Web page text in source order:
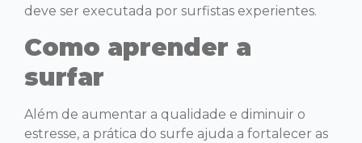
deve ser executada por surfistas experientes.
Como aprender a
surfar
Além de aumentar a qualidade e diminuir o
estresse, a prática do surfe ajuda a fortalecer as